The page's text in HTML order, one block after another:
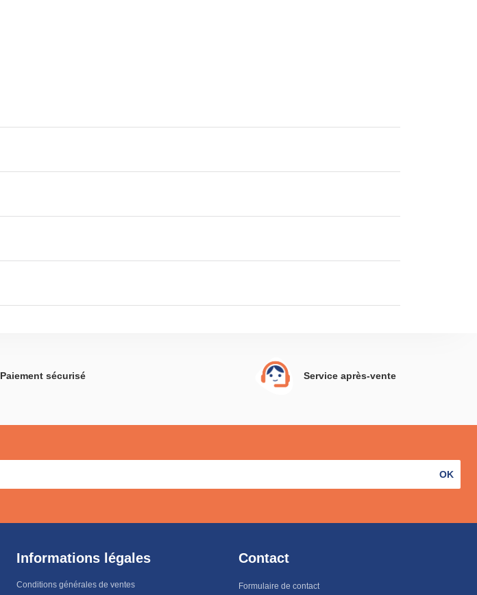
Paiement sécurisé Service après-vente
OK
Informations légales
Conditions générales de ventes
Contact
Formulaire de contact